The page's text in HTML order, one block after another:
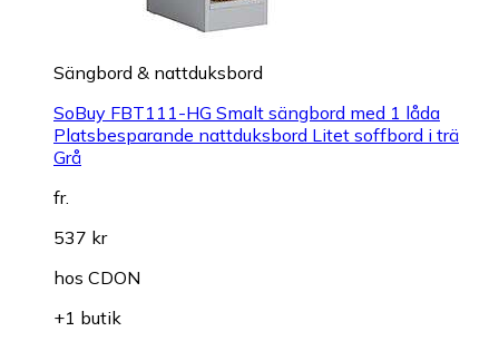
Sängbord & nattduksbord
SoBuy FBT111-HG Smalt sängbord med 1 låda
Platsbesparande nattduksbord Litet soffbord i trä
Grå
fr.
537 kr
hos CDON
+1 butik